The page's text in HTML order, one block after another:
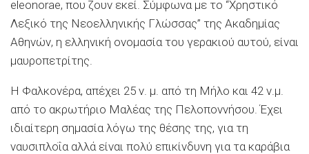
eleonorae, που ζουν εκεί. Σύμφωνα με το “Χρηστικό
Λεξικό της Νεοελληνικής Γλώσσας” της Ακαδημίας
Αθηνών, η ελληνική ονομασία του γερακιού αυτού, είναι
μαυροπετρίτης.
Η Φαλκονέρα, απέχει 25 ν. μ. από τη Μήλο και 42 ν.μ.
από το ακρωτήριο Μαλέας της Πελοποννήσου. Έχει
ιδιαίτερη σημασία λόγω της θέσης της, για τη
ναυσιπλοΐα αλλά είναι πολύ επικίνδυνη για τα καράβια